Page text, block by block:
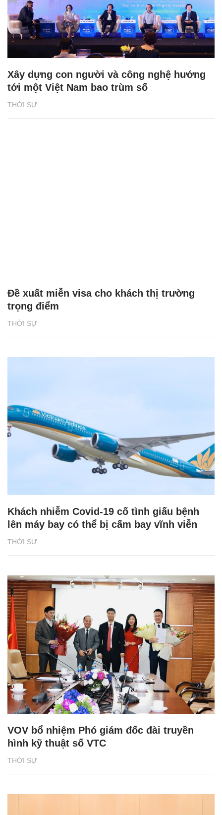
THỜI SỰ
Xây dựng con người và công nghệ hướng
tới một Việt Nam bao trùm số
THỜI SỰ
Đề xuất miễn visa cho khách thị trường
trọng điểm
THỜI SỰ
Khách nhiễm Covid-19 cố tình giấu bệnh
lên máy bay có thể bị cấm bay vĩnh viễn
THỜI SỰ
VOV bổ nhiệm Phó giám đốc đài truyền
hình kỹ thuật số VTC